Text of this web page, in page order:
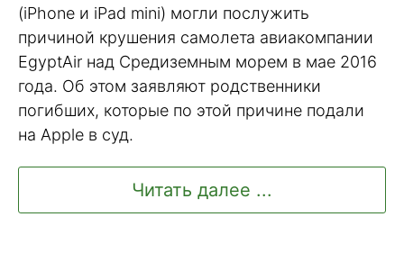
(iPhone и iPad mini) могли послужить
причиной крушения самолета авиакомпании
EgyptAir над Средиземным морем в мае 2016
года. Об этом заявляют родственники
погибших, которые по этой причине подали
на Apple в суд.
Читать далее ...